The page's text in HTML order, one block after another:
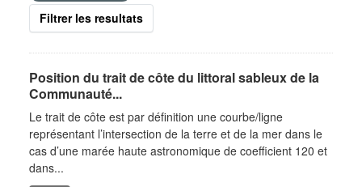
Filtrer les resultats
Position du trait de côte du littoral sableux de la
Communauté...
Le trait de côte est par définition une courbe/ligne
représentant l’intersection de la terre et de la mer dans le
cas d’une marée haute astronomique de coefficient 120 et
dans...